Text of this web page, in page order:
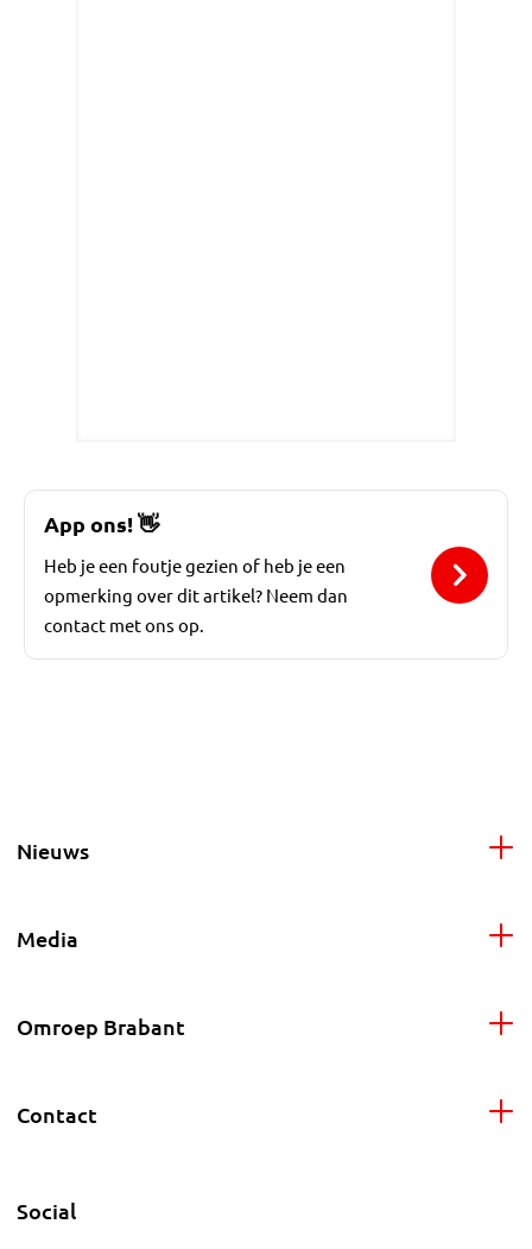
App ons!👋
Heb je een foutje gezien of heb je een
opmerking over dit artikel? Neem dan
contact met ons op.
Nieuws
Media
Omroep Brabant
Contact
Social